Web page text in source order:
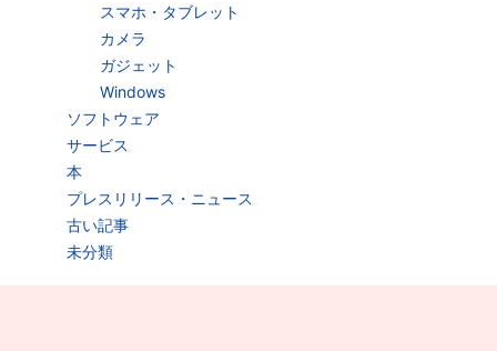
スマホ・タブレット
カメラ
ガジェット
Windows
ソフトウェア
サービス
本
プレスリリース・ニュース
古い記事
未分類